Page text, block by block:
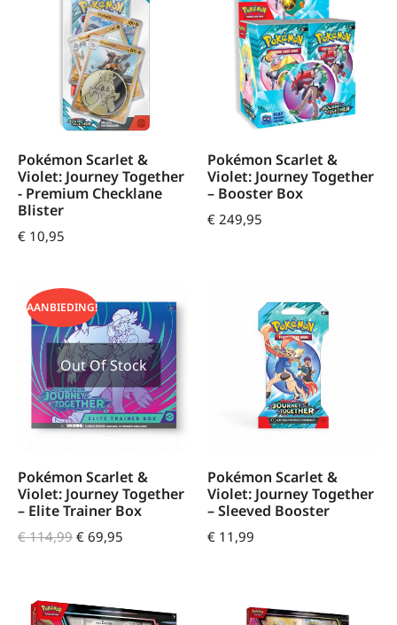
Pokémon Scarlet &
Violet: Journey Together
- Premium Checklane
Blister
€ 10,95
Pokémon Scarlet &
Violet: Journey Together
– Booster Box
€ 249,95
AANBIEDING!
Out Of Stock
Pokémon Scarlet &
Violet: Journey Together
– Elite Trainer Box
€114,99 € 69,95
Pokémon Scarlet &
Violet: Journey Together
– Sleeved Booster
€ 11,99